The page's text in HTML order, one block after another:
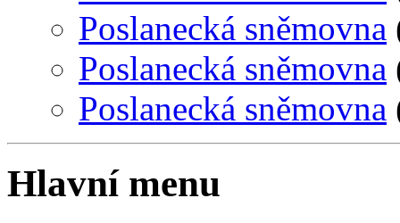
Poslanecká sněmovna
Poslanecká sněmovna
Poslanecká sněmovna
Hlavní menu